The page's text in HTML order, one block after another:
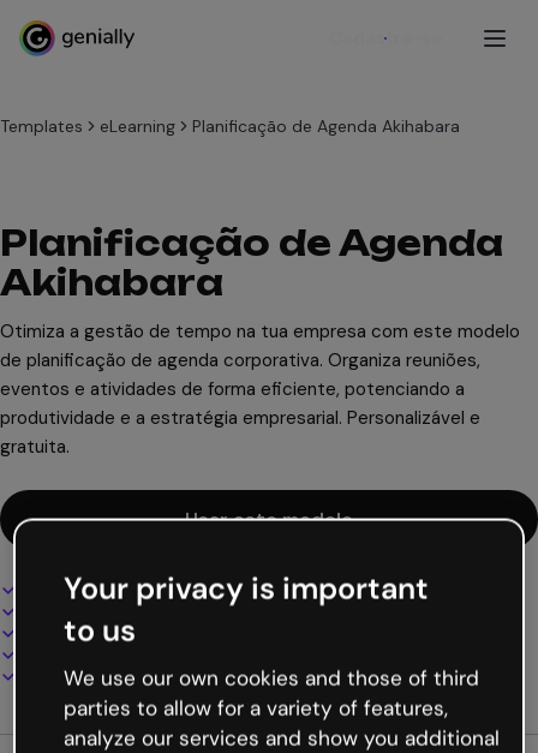
Cadastre-se
Templates eLearning Planificação de Agenda Akihabara
Planificação de Agenda
Akihabara
Otimiza a gestão de tempo na tua empresa com este modelo
de planificação de agenda corporativa. Organiza reuniões,
eventos e atividades de forma eficiente, potenciando a
produtividade e a estratégia empresarial. Personalizável e
gratuita.
Usar este modelo
Design interativo e animado
100% personalizável
Adicione áudio, vídeo e multimídia
Baixe em PDF, MP4 e outros formatos
Your privacy is important
to us
We use our own cookies and those of third
parties to allow for a variety of features,
analyze our services and show you additional